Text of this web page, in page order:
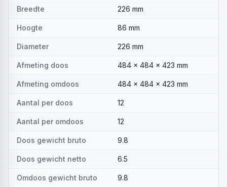
Breedte 226 mm
Hoogte 86 mm
Diameter 226 mm
Afmeting doos 484 x 484 x 423 mm
Afmeting omdoos 484 x 484 x 423 mm
Aantal per doos 12
Aantal per omdoos 12
Doos gewicht bruto 9.8
Doos gewicht netto 6.5
Omdoos gewicht bruto 9.8